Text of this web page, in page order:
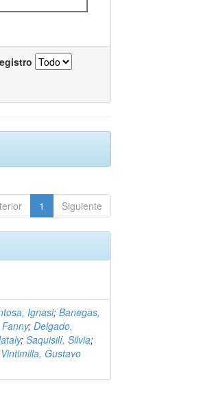
1 Siguiente
Ignasi;Banegas,
;Delgado,
;Saquisilí, Silvia;
Gustavo